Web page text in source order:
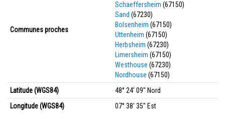
Communes proches
Schaeffersheim (67150)
Sand (67230)
Bolsenheim (67150)
Uttenheim (67150)
Herbsheim (67230)
Limersheim (67150)
Westhouse (67230)
Nordhouse (67150)
Latitude (WGS84)
48° 24' 09'' Nord
Longitude (WGS84)
07° 38' 35'' Est